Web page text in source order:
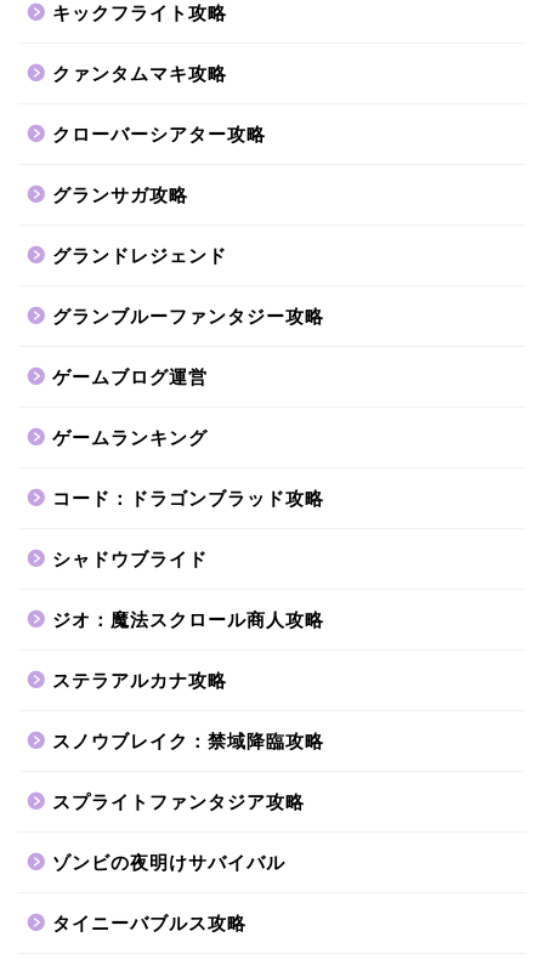
キックフライト攻略
クァンタムマキ攻略
クローバーシアター攻略
グランサガ攻略
グランドレジェンド
グランブルーファンタジー攻略
ゲームブログ運営
ゲームランキング
コード：ドラゴンブラッド攻略
シャドウブライド
ジオ：魔法スクロール商人攻略
ステラアルカナ攻略
スノウブレイク：禁域降臨攻略
スプライトファンタジア攻略
ゾンビの夜明けサバイバル
タイニーバブルス攻略